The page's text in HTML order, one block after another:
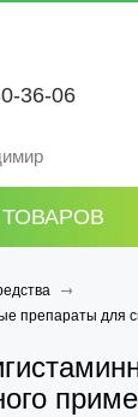
36-06
ТОВАРОВ
препараты для